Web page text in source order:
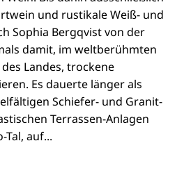
und rustikale Weiß- und
Sophia Bergqvist von der
damit, im weltberühmten
Landes, trockene
Es dauerte länger als
Schiefer- und Granit-
Terrassen-Anlagen
auf...